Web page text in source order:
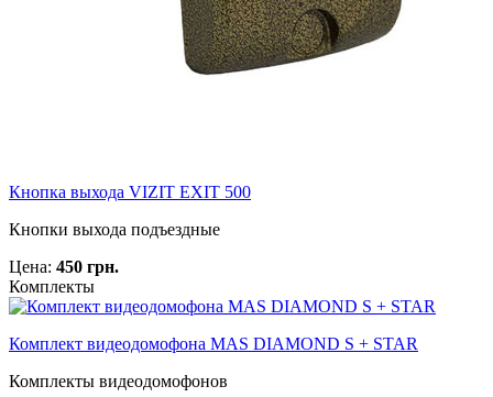
Кнопка выхода VIZIT EXIT 500
Кнопки выхода подъездные
Цена: 450 грн.
Комплекты
Комплект видеодомофона MAS DIAMOND S + STAR
Комплекты видеодомофонов